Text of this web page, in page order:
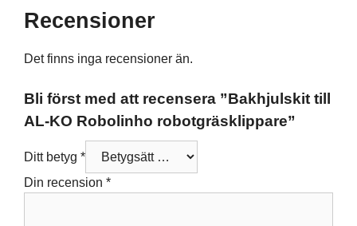
Recensioner
Det finns inga recensioner än.
Bli först med att recensera ”Bakhjulskit till
AL-KO Robolinho robotgräsklippare”
Ditt betyg *
Din recension *